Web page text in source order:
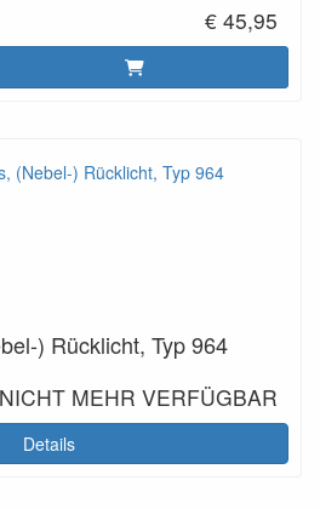
€ 45,95
) Rücklicht, Typ 964
NICHT MEHR VERFÜGBAR
Details